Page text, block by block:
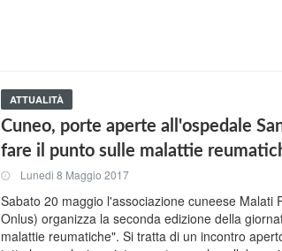
ATTUALITÀ
Cuneo, porte aperte all'ospedale
fare il punto sulle malattie
Lunedi 8 Maggio 2017
Sabato 20 maggio l'associazione cuneese Malati
Onlus) organizza la seconda edizione della
malattie reumatiche". Si tratta di un incontro